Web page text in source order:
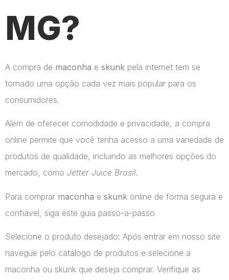
MG?
A compra de maconha e skunk pela internet tem se
tornado uma opção cada vez mais popular para os
consumidores.
Além de oferecer comodidade e privacidade, a compra
online permite que você tenha acesso a uma variedade de
produtos de qualidade, incluindo as melhores opções do
mercado, como Jetter Juice Brasil.
Para comprar maconha e skunk online de forma segura e
confiável, siga este guia passo-a-passo
Selecione o produto desejado: Após entrar em nosso site
navegue pelo catálogo de produtos e selecione a
maconha ou skunk que deseja comprar. Verifique as